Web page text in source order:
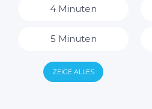
4 Minuten
5 Minuten
6 Minuten
ZEIGE ALLES